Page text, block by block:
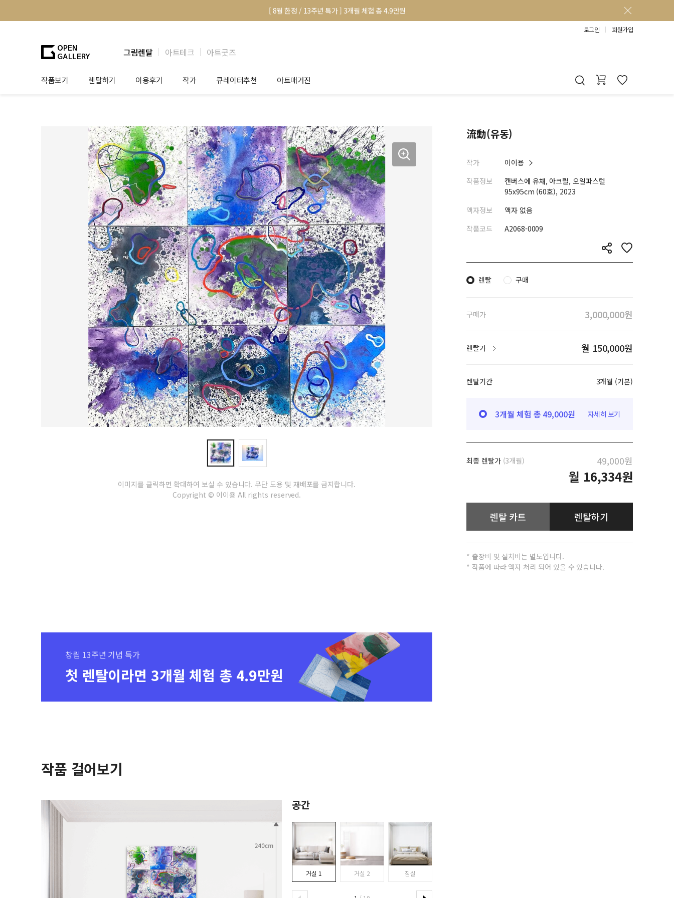
[ 8월 한정 / 13주년 특가 ] 3개월 체험 총 4.9만원
로그인 회원가입
그림렌탈 아트테크 아트굿즈
작품보기 렌탈하기
법인상담
기프트카드
이용후기
법인 고객
셀럽 인터뷰
작가
작가공모
큐레이터추천
작품선택 Tip
그림인테리어 Tip
테마별 추천
아트매거진
미술 이야기
아트 딕셔너리
이미지를 클릭하면 확대하여 보실 수 있습니다. 무단 도용 및 재배포를 금지합니다.
Copyright © 이이용 All rights reserved.
流動(유동)
작가
이이용
작품정보
캔버스에 유채, 아크릴, 오일파스텔
95x95cm (60호), 2023
액자정보
액자 없음
작품코드
A2068-0009
렌탈 구매
구매가 3,000,000원
렌탈가 월 150,000원
렌탈기간 3개월 (기본)
3개월 체험 총 49,000원 자세히 보기
최종 렌탈가(3개월) 49,000원
월 16,334원
렌탈 카트 렌탈하기
* 출장비 및 설치비는 별도입니다.
* 작품에 따라 액자 처리 되어 있을 수 있습니다.
창립 13주년 기념 특가
첫 렌탈이라면 3개월 체험 총 4.9만원
작품 걸어보기
공간
거실 1 거실 2 침실